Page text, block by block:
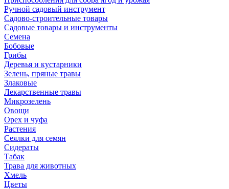
Ручной садовый инструмент
Садово-строительные товары
Садовые товары и инструменты
Семена
Бобовые
Грибы
Деревья и кустарники
Зелень, пряные травы
Злаковые
Лекарственные травы
Микрозелень
Овощи
Орех и чуфа
Растения
Сеялки для семян
Сидераты
Табак
Трава для животных
Хмель
Цветы